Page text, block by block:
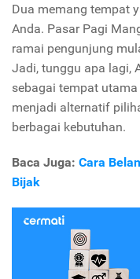
Dua memang tempat
Anda. Pasar Pagi
ramai pengunjung
Jadi, tunggu apa lagi,
sebagai tempat
menjadi alternatif
berbagai kebutuhan.
Baca Juga: Cara
Bijak